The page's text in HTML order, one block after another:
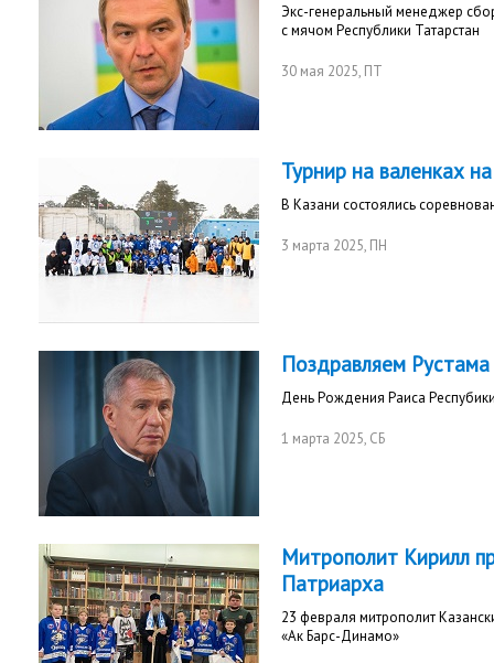
Экс-генеральный менеджер
с мячом Республики Татарстан
30 мая 2025, ПТ
Турнир на валенках
В Казани состоялись
3 марта 2025, ПН
Поздравляем
День Рождения Раиса
1 марта 2025, СБ
Митрополит Кирилл
Патриарха
23 февраля митрополит
«Ак Барс-Динамо»